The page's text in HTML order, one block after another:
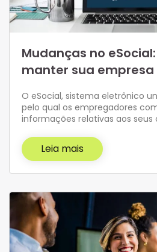
Mudanças no
manter sua
O eSocial, sistema eletrônico
pelo qual os empregadores
informações relativas aos seus
Leia mais